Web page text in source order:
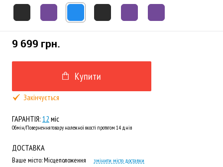
9 699 грн.
Купити
Закінчується
ГАРАНТІЯ: 12 міс
Обмін/Повернення товару належної якості протягом 14 днів
ДОСТАВКА
Ваше місто:Місцеположення змінити місто доставки